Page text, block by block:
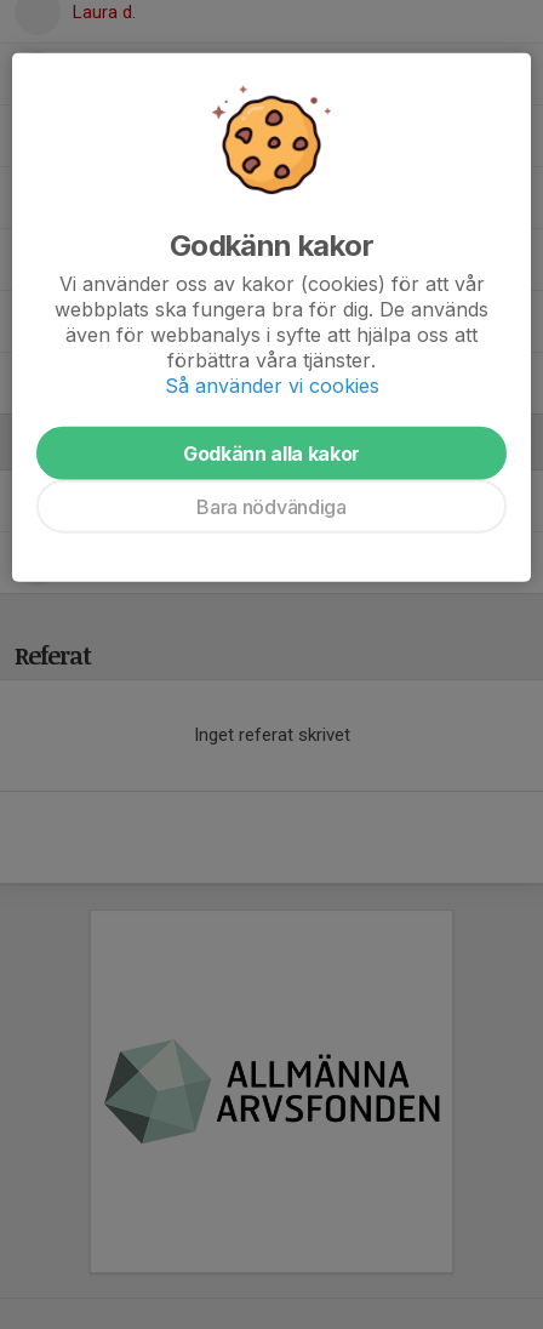
Laura d.
Siri B.
Ledare
Ledare
Referat
Inget referat skrivet
Godkänn kakor
Vi använder oss av kakor (cookies) för att vår
webbplats ska fungera bra för dig. De används
även för webbanalys i syfte att hjälpa oss att
förbättra våra tjänster.
Så använder vi cookies
Godkänn alla kakor
Bara nödvändiga